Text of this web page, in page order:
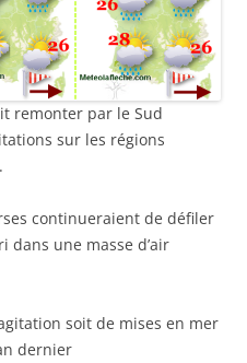
remonter par le Sud
sur les régions
continueraient de défiler
dans une masse d’air
soit de mises en mer
dernier